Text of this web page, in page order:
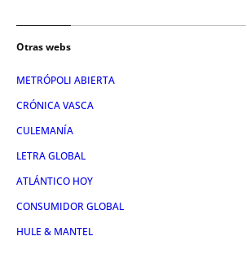
Otras webs
METRÓPOLI ABIERTA
CRÓNICA VASCA
CULEMANÍA
LETRA GLOBAL
ATLÁNTICO HOY
CONSUMIDOR GLOBAL
HULE & MANTEL